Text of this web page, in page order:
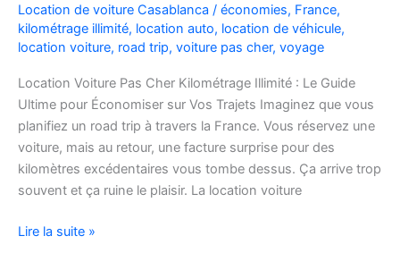
Location de voiture Casablanca / économies, France,
kilométrage illimité, location auto, location de véhicule,
location voiture, road trip, voiture pas cher, voyage
Location Voiture Pas Cher Kilométrage Illimité : Le Guide
Ultime pour Économiser sur Vos Trajets Imaginez que vous
planifiez un road trip à travers la France. Vous réservez une
voiture, mais au retour, une facture surprise pour des
kilomètres excédentaires vous tombe dessus. Ça arrive trop
souvent et ça ruine le plaisir. La location voiture
Location
Lire la suite »